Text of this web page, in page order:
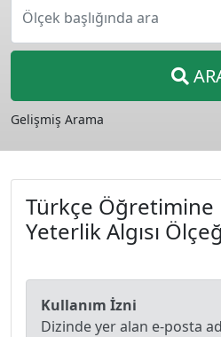
Ölçek başlığında ara
Gelişmiş Arama
Türkçe Öğretimine
Yeterlik Algısı
Kullanım İzni
Dizinde yer alan e-posta